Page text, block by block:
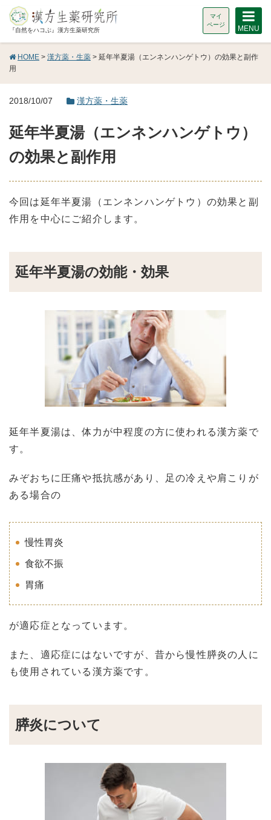
『自然をハコぶ』漢方生薬研究所
マイ
ページ
MENU
HOME > 漢方薬・生薬 > 延年半夏湯（エンネンハンゲトウ）の効果と副作
用
2018/10/07 漢方薬・生薬
延年半夏湯（エンネンハンゲトウ）
の効果と副作用
今回は延年半夏湯（エンネンハンゲトウ）の効果と副
作用を中心にご紹介します。
延年半夏湯の効能・効果
延年半夏湯は、体力が中程度の方に使われる漢方薬で
す。
みぞおちに圧痛や抵抗感があり、足の冷えや肩こりが
ある場合の
慢性胃炎
食欲不振
胃痛
が適応症となっています。
また、適応症にはないですが、昔から慢性膵炎の人に
も使用されている漢方薬です。
膵炎について